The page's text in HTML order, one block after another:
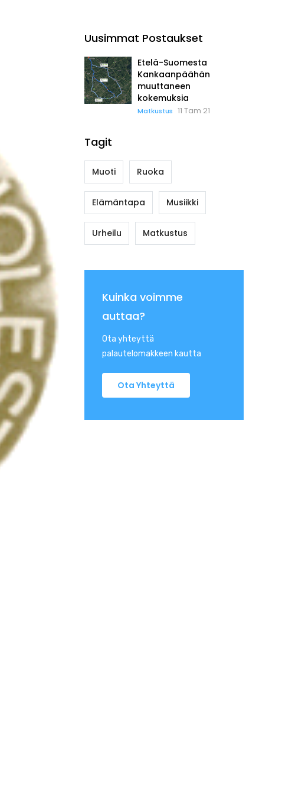
Uusimmat Postaukset
Etelä-Suomesta
Kankaanpäähän
muuttaneen
kokemuksia
Matkustus 11 Tam 21
Tagit
Muoti Ruoka
Elämäntapa Musiikki
Urheilu Matkustus
Kuinka voimme
auttaa?
Ota yhteyttä
palautelomakkeen kautta
Ota Yhteyttä